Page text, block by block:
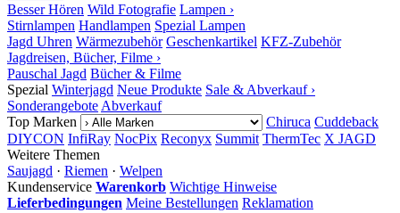
Besser Hören Wild Fotografie Lampen ›
Stirnlampen Handlampen Spezial Lampen
Jagd Uhren Wärmezubehör Geschenkartikel KFZ-Zubehör
Jagdreisen, Bücher, Filme ›
Pauschal Jagd Bücher & Filme
Spezial Winterjagd Neue Produkte Sale & Abverkauf ›
Sonderangebote Abverkauf
Top Marken
Chiruca Cuddeback
DIYCON InfiRay NocPix Reconyx Summit ThermTec X JAGD
Weitere Themen
Saujagd · Riemen · Welpen
Kundenservice Warenkorb Wichtige Hinweise
Lieferbedingungen Meine Bestellungen Reklamation